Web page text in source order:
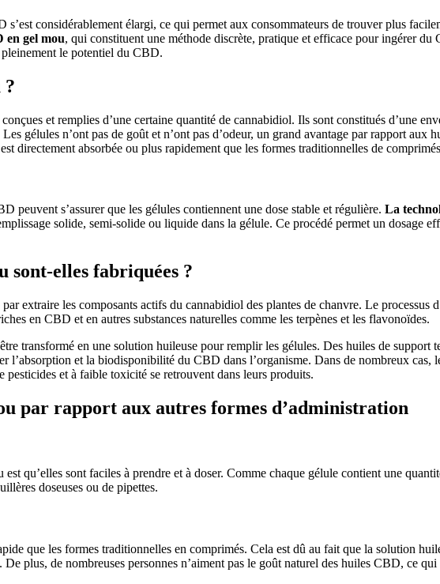
s’est considérablement élargi, ce qui permet aux consommateurs de trouver plus
en gel mou, qui constituent une méthode discrète, pratique et efficace pour ingérer
le potentiel du CBD.
?
et remplies d’une certaine quantité de cannabidiol. Ils sont constitués d’une
gélules n’ont pas de goût et n’ont pas d’odeur, un grand avantage par rapport
directement absorbée ou plus rapidement que les formes traditionnelles de
peuvent s’assurer que les gélules contiennent une dose stable et régulière. La
solide, semi-solide ou liquide dans la gélule. Ce procédé permet un dosage
sont-elles fabriquées ?
extraire les composants actifs du cannabidiol des plantes de chanvre. Le processus
en CBD et en autres substances naturelles comme les terpènes et les flavonoïdes.
transformé en une solution huileuse pour remplir les gélules. Des huiles de support
l’absorption et la biodisponibilité du CBD dans l’organisme. Dans de nombreux cas,
pesticides et à faible toxicité se retrouvent dans leurs produits.
par rapport aux autres formes d’administration
qu’elles sont faciles à prendre et à doser. Comme chaque gélule contient une
doseuses ou de pipettes.
que les formes traditionnelles en comprimés. Cela est dû au fait que la solution
plus, de nombreuses personnes n’aiment pas le goût naturel des huiles CBD, ce